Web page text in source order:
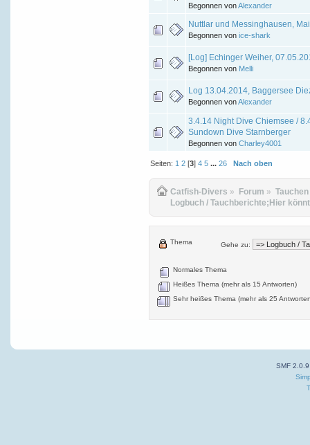
Begonnen vonAlexander
Nuttlar und Messinghausen,
Begonnen von ice-shark
[Log] Echinger Weiher,
Begonnen von Melli
Log 13.04.2014, Baggersee
Begonnen vonAlexander
3.4.14 Night Dive Chiemsee /
Sundown Dive Starnberger
Begonnen von Charley4001
Seiten: 1 2 [3]4 5 ...26 Nach oben
Catfish-Divers » Forum » Tauchen
Logbuch / Tauchberichte;Hier
Gehe zu:
Normales Thema
Heißes Thema (mehr als 15 Antworten)
Sehr heißes Thema (mehr als 25
Thema
SMF 2.0.9